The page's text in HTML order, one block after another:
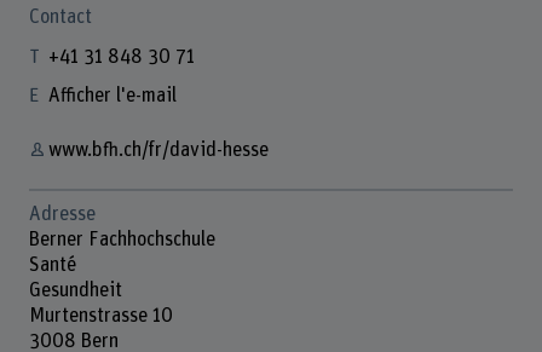
Contact
+41 31 848 30 71
Afficher l'e-mail
www.bfh.ch/fr/david-hesse
Adresse
Berner Fachhochschule
Santé
Gesundheit
Murtenstrasse 10
3008 Bern